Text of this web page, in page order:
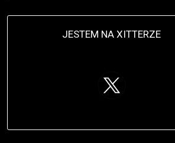
JESTEM NA XITTERZE